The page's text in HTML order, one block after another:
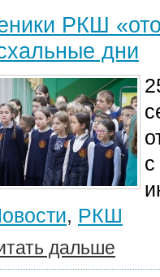
РКШ
дни
, РКШ
дальше